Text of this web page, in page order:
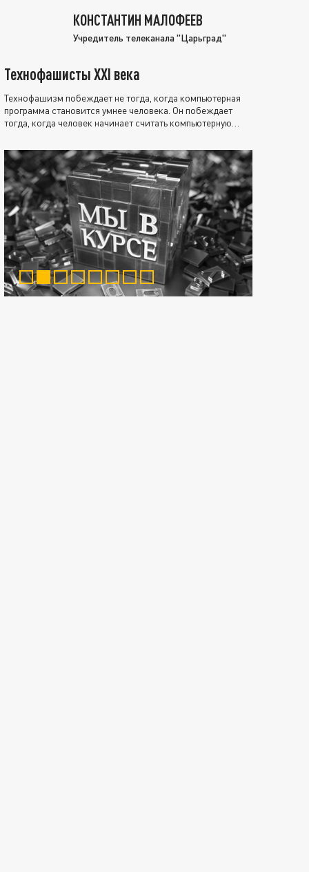
КОНСТАНТИН МАЛОФЕЕВ
Учредитель телеканала "Царьград"
Технофашисты XXI века
Технофашизм побеждает не тогда, когда компьютерная
программа становится умнее человека. Он побеждает
тогда, когда человек начинает считать компьютерную